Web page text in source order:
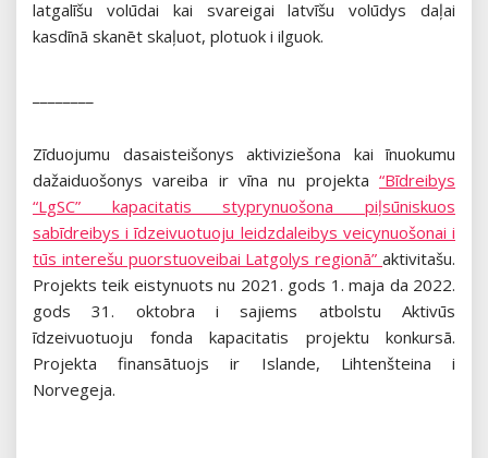
latgalīšu volūdai kai svareigai latvīšu volūdys daļai
kasdīnā skanēt skaļuot, plotuok i ilguok.
Zīduojumu dasaisteišonys aktiviziešona kai īnuokumu
dažaiduošonys vareiba ir vīna nu projekta “Bīdreibys
“LgSC” kapacitatis styprynuošona piļsūniskuos
sabīdreibys i īdzeivuotuoju leidzdaleibys veicynuošonai i
tūs interešu puorstuoveibai Latgolys regionā” aktivitašu.
Projekts teik eistynuots nu 2021. gods 1. maja da 2022.
gods 31. oktobra i sajiems atbolstu Aktivūs
īdzeivuotuoju fonda kapacitatis projektu konkursā.
Projekta finansātuojs ir Islande, Lihtenšteina i
Norvegeja.